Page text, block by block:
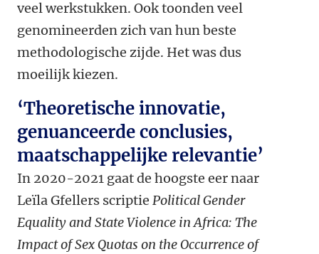
veel werkstukken. Ook toonden veel
genomineerden zich van hun beste
methodologische zijde. Het was dus
moeilijk kiezen.
‘Theoretische innovatie,
genuanceerde conclusies,
maatschappelijke relevantie’
In 2020-2021 gaat de hoogste eer naar
Leïla Gfellers scriptie Political Gender
Equality and State Violence in Africa: The
Impact of Sex Quotas on the Occurrence of